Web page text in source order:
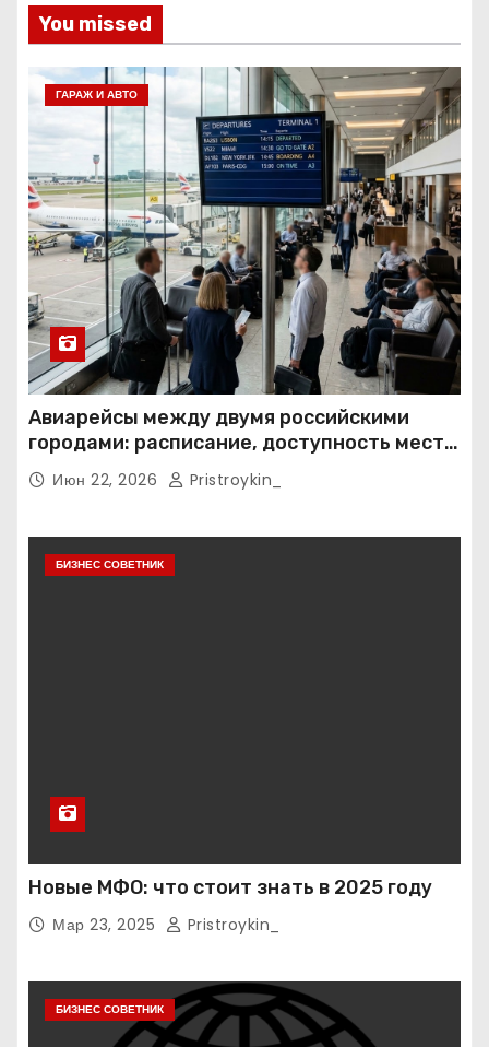
You missed
ГАРАЖ И АВТО
Авиарейсы между двумя российскими
городами: расписание, доступность мест и
тарифные условия
Июн 22, 2026 Pristroykin_
БИЗНЕС СОВЕТНИК
Новые МФО: что стоит знать в 2025 году
Мар 23, 2025 Pristroykin_
БИЗНЕС СОВЕТНИК